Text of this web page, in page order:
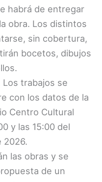
habrá de entregar
obra. Los distintos
sin cobertura,
bocetos, dibujos
trabajos se
con los datos de la
Centro Cultural
y las 15:00 del
2026.
las obras y se
de un